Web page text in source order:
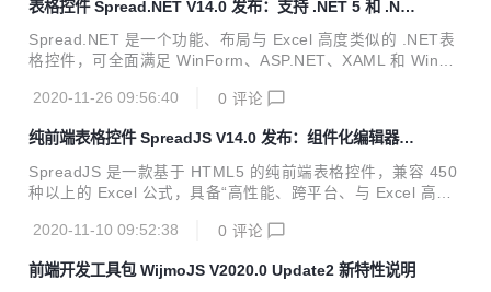
与展示、前后端数据同步、服务端批量导出与打印，以及高性
能类 Excel 报表模板设计与服务端处理等功能，为您的应用程
序打造一整套类 Excel 全栈解决方案。 日前，GcExcel 正式
跨工...
表格控件 Spread.NET V14.0 发布：支持 .NET 5 和 .NE
T Core 3.1
Spread.NET 是一个功能、布局与 Excel 高度类似的 .NET表
格控件，可全面满足 WinForm、ASP.NET、XAML 和 WinRT
支持 462 种 Excel 公式，提供可嵌入系统的类Excel设计器和
提供了更加专业的选择。 日前，表格控件 Spread.NET 正式
发布V14.0版本。从该版本开始，Spread.NET将支持 .NET 5
和 .NET Core 3.1 Windows窗体平台，产品性能、扩展性和
2020-11-26 09:56:40 0 评论
纯前端表格控件 SpreadJS V14.0 发布：组件化编辑器
+数据透视表
SpreadJS 是一款基于 HTML5 的纯前端表格控件，兼容 450
种以上的 Excel 公式，具备“高性能、跨平台、与 Excel 高度
足 Web Excel组件开发、 表格文档协同编辑、 数据填报、 类
和项目交付风险。 产品自面市以来，备受华为、苏宁易购、天
2020-11-10 09:52:38 0 评论
前端开发工具包 WijmoJS V2020.0 Update2 新特性说明